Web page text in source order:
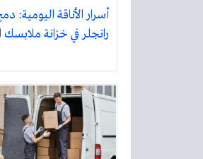
أسرار الأناقة اليومية:
رانجلر في خزانة